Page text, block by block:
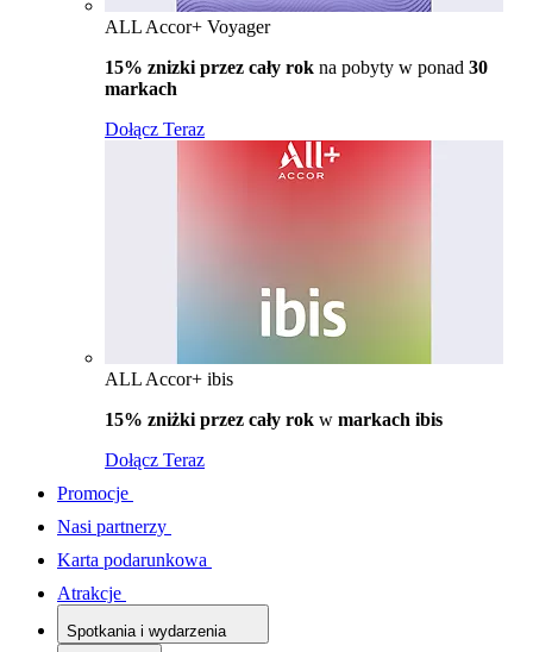
ALL Accor+ Voyager
15% znizki przez cały rok na pobyty w ponad 30
markach
Dołącz Teraz
ALL Accor+ ibis
15% zniżki przez cały rok w markach ibis
Dołącz Teraz
Promocje
Nasi partnerzy
Karta podarunkowa
Atrakcje
Spotkania i wydarzenia